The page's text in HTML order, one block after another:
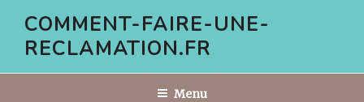
contenu
COMMENT-FAIRE-UNE-
RECLAMATION.FR
Menu